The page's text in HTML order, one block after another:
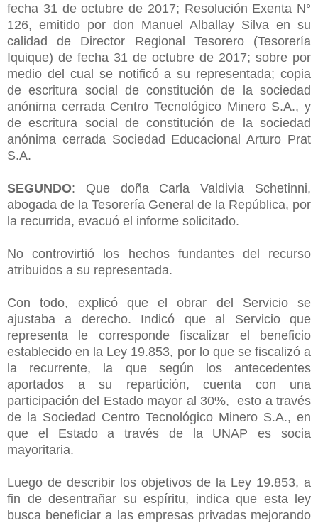
fecha 31 de octubre de 2017; Resolución Exenta N°
126, emitido por don Manuel Alballay Silva en su
calidad de Director Regional Tesorero (Tesorería
Iquique) de fecha 31 de octubre de 2017; sobre por
medio del cual se notificó a su representada; copia
de escritura social de constitución de la sociedad
anónima cerrada Centro Tecnológico Minero S.A., y
de escritura social de constitución de la sociedad
anónima cerrada Sociedad Educacional Arturo Prat
S.A.
SEGUNDO: Que doña Carla Valdivia Schetinni,
abogada de la Tesorería General de la República, por
la recurrida, evacuó el informe solicitado.
No controvirtió los hechos fundantes del recurso
atribuidos a su representada.
Con todo, explicó que el obrar del Servicio se
ajustaba a derecho. Indicó que al Servicio que
representa le corresponde fiscalizar el beneficio
establecido en la Ley 19.853, por lo que se fiscalizó a
la recurrente, la que según los antecedentes
aportados a su repartición, cuenta con una
participación del Estado mayor al 30%, esto a través
de la Sociedad Centro Tecnológico Minero S.A., en
que el Estado a través de la UNAP es socia
mayoritaria.
Luego de describir los objetivos de la Ley 19.853, a
fin de desentrañar su espíritu, indica que esta ley
busca beneficiar a las empresas privadas mejorando